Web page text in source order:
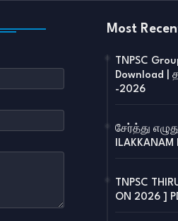
Most
TNPSC
Download |
-2026
சேர்த்து
ILAKKANAM
TNPSC
ON 2026 ]